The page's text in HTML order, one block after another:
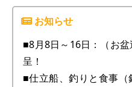
■8月8日～16日：（お
呈！
■仕立船、釣りと食事